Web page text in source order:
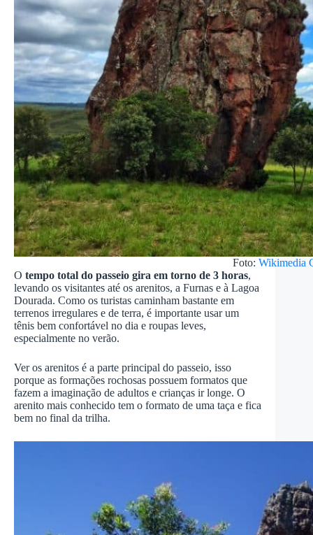
Foto: Wikimedia
O tempo total do passeio gira em torno de 3 horas,
levando os visitantes até os arenitos, a Furnas e à Lagoa
Dourada. Como os turistas caminham bastante em
terrenos irregulares e de terra, é importante usar um
tênis bem confortável no dia e roupas leves,
especialmente no verão.
Ver os arenitos é a parte principal do passeio, isso
porque as formações rochosas possuem formatos que
fazem a imaginação de adultos e crianças ir longe. O
arenito mais conhecido tem o formato de uma taça e fica
bem no final da trilha.